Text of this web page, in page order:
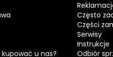
u nas?
Często
Części
Serwisy
Instrukcje
Odbiór